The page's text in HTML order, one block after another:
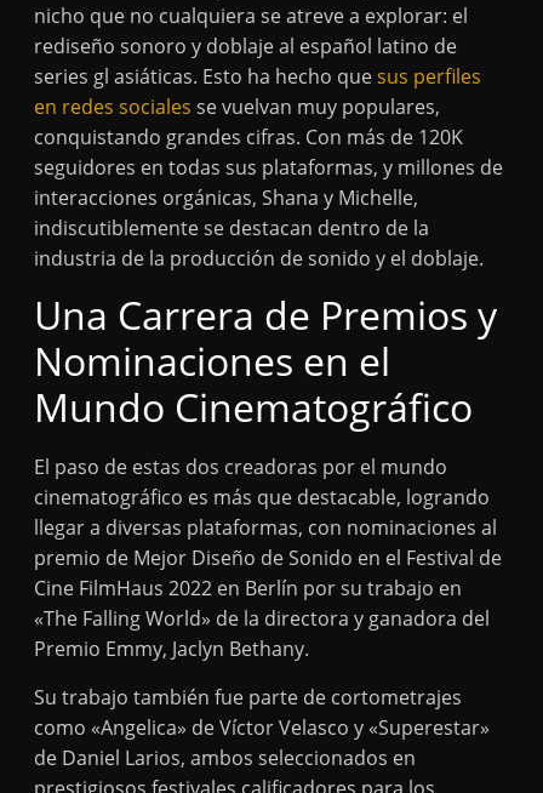
nicho que no cualquiera se atreve a explorar: el
rediseño sonoro y doblaje al español latino de
series gl asiáticas. Esto ha hecho quesus perfiles
en redes sociales se vuelvan muy populares,
conquistando grandes cifras. Con más de 120K
seguidores en todas sus plataformas, y millones de
interacciones orgánicas, Shana y Michelle,
indiscutiblemente se destacan dentro de la
industria de la producción de sonido y el doblaje.
Una Carrera de Premios y
Nominaciones en el
Mundo Cinematográfico
El paso de estas dos creadoras por el mundo
cinematográfico es más que destacable, logrando
llegar a diversas plataformas, con nominaciones al
premio de Mejor Diseño de Sonido en el Festival de
Cine FilmHaus 2022 en Berlín por su trabajo en
«The Falling World» de la directora y ganadora del
Premio Emmy, Jaclyn Bethany.
Su trabajo también fue parte de cortometrajes
como «Angelica» de Víctor Velasco y «Superestar»
de Daniel Larios, ambos seleccionados en